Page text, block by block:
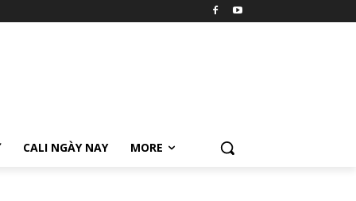
CALI NGÀY NAY MORE